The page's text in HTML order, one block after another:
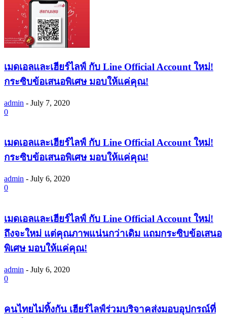
เมดเอลและเฮียร์ไลฟ์ กับ Line Official Account ใหม่!
กระซิบข้อเสนอพิเศษ มอบให้แค่คุณ!
admin - July 7, 2020
0
เมดเอลและเฮียร์ไลฟ์ กับ Line Official Account ใหม่!
กระซิบข้อเสนอพิเศษ มอบให้แค่คุณ!
admin - July 6, 2020
0
เมดเอลและเฮียร์ไลฟ์ กับ Line Official Account ใหม่!
ถึงจะใหม่ แต่คุณภาพแน่นกว่าเดิม แถมกระซิบข้อเสนอ
พิเศษ มอบให้แค่คุณ!
admin - July 6, 2020
0
คนไทยไม่ทิ้งกัน เฮียร์ไลฟ์ร่วมบริจาคส่งมอบอุปกรณ์ที่